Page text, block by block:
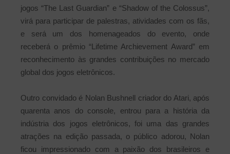
jogos “The Last Guardian” e “Shadow of the Colossus”,
virá para participar de palestras, atividades com os fãs,
e será um dos homenageados do evento, onde
receberá o prêmio “Lifetime Archievement Award” em
reconhecimento às grandes contribuições no mercado
global dos jogos eletrônicos.
Outro convidado é Nolan Bushnell criador do Atari, após
quarenta anos do console, entrou para a história da
indústria dos jogos eletrônicos, foi uma das grandes
atrações na edição passada, o público adorou, Nolan
ficou impressionado com a paixão dos brasileiros e